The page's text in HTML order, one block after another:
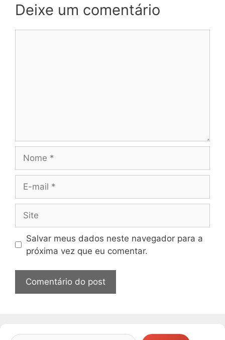
Deixe um comentário
mail
Salvar meus dados neste navegador para a
próxima vez que eu comentar.